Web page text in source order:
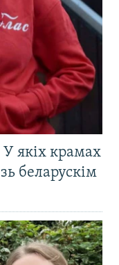
якіх крамах
беларускім